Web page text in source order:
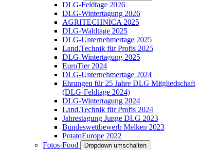
DLG-Feldtage 2026
DLG-Wintertagung 2026
AGRITECHNICA 2025
DLG-Waldtage 2025
DLG-Unternehmertage 2025
Land.Technik für Profis 2025
DLG-Wintertagung 2025
EuroTier 2024
DLG-Unternehmertage 2024
Ehrungen für 25 Jahre DLG Mitgliedschaft
(DLG-Feldtage 2024)
DLG-Wintertagung 2024
Land.Technik für Profis 2024
Jahrestagung Junge DLG 2023
Bundeswettbewerb Melken 2023
PotatoEurope 2022
Fotos-Food
Dropdown umschalten